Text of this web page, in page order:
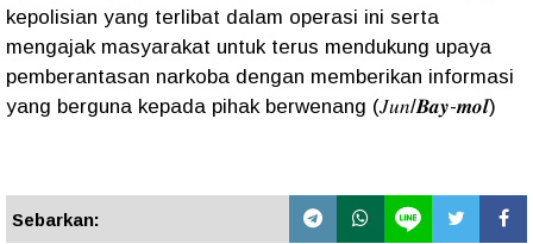
kepolisian yang terlibat dalam operasi ini serta
mengajak masyarakat untuk terus mendukung upaya
pemberantasan narkoba dengan memberikan informasi
yang berguna kepada pihak berwenang (𝐽𝑢𝑛/𝑩𝒂𝒚-𝒎𝒐𝒍)
Sebarkan: